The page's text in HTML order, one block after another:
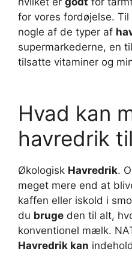
for vores fordøjelse.
nogle af de typer af
supermarkederne, en
tilsatte vitaminer og
Hvad kan
havredrik
Økologisk Havredrik.
meget mere end at
kaffen eller iskold i
du bruge den til alt,
konventionel mælk.
Havredrik kan